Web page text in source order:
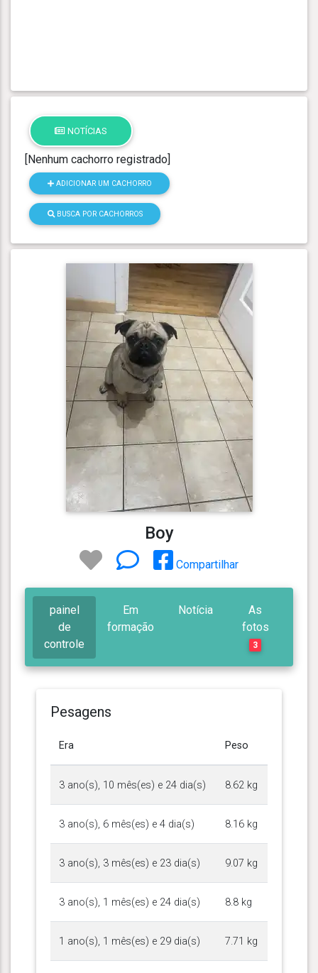
NOTÍCIAS
[Nenhum cachorro registrado]
ADICIONAR UM CACHORRO
BUSCA POR CACHORROS
Boy
Compartilhar
painel
de
controle
Em
formação
Notícia
As
fotos
3
Pesagens
Era Peso
3 ano(s), 10 mês(es) e 24 dia(s) 8.62 kg
3 ano(s), 6 mês(es) e 4 dia(s) 8.16 kg
3 ano(s), 3 mês(es) e 23 dia(s) 9.07 kg
3 ano(s), 1 mês(es) e 24 dia(s) 8.8 kg
1 ano(s), 1 mês(es) e 29 dia(s) 7.71 kg